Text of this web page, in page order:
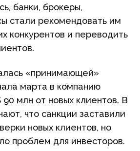
банки, брокеры,
стали рекомендовать им
конкурентов и переводить
«принимающей»
марта в компанию
млн от новых клиентов. В
что санкции заставили
новых клиентов, но
проблем для инвесторов.